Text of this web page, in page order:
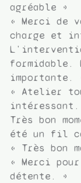
agréable »
« Merci de
charge et
formidable.
importante.
« Atelier
Très bon
été un fil
« Très bon
« Merci
détente. »